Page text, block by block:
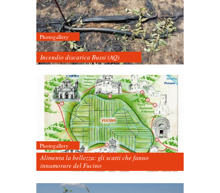
Photogallery
Incendio discarica Bussi (AQ)
Photogallery
Alimenta la bellezza: gli scatti che fanno
innamorare del Fucino